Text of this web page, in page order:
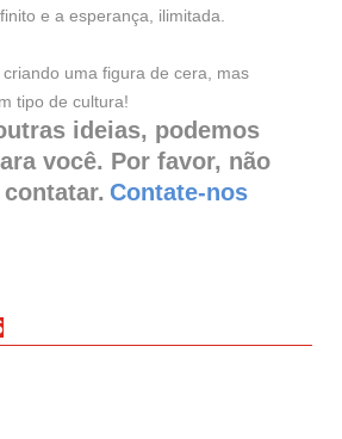
e a esperança, ilimitada.
uma figura de cera, mas
tipo de cultura!
ideias, podemos
você. Por favor, não
Contate-nos